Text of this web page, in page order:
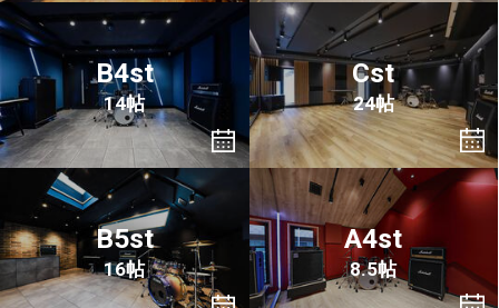
B4st
14帖
Cst
24帖
B5st
16帖
A4st
8.5帖